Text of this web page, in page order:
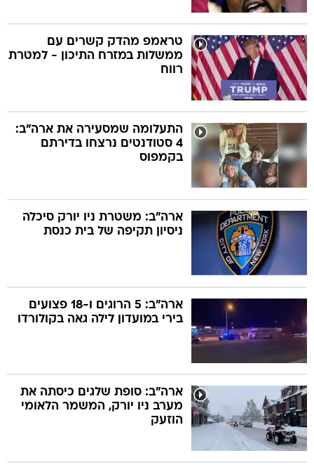
טראמפ מהדק קשרים עם
ממשלות במזרח התיכון - למטרת
רווח
התעלומה שמסעירה את ארה"ב:
4 סטודנטים נרצחו בדירתם
בקמפוס
ארה"ב: משטרת ניו יורק סיכלה
ניסיון תקיפה של בית כנסת
ארה"ב: 5 הרוגים ו-18 פצועים
בירי במועדון לילה גאה בקולורדו
ארה"ב: סופת שלגים כיסתה את
מערב ניו יורק, המשמר הלאומי
הוזעק